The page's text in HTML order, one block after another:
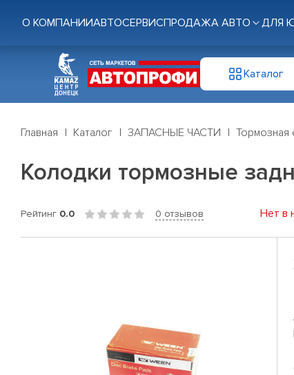
О КОМПАНИИАВТОСЕРВИСПРОДАЖА АВТО ДЛЯ
Каталог
Главная Каталог ЗАПАСНЫЕ ЧАСТИ Тормозная
Колодки тормозные
Рейтинг 0.0 0 отзывов Нет в